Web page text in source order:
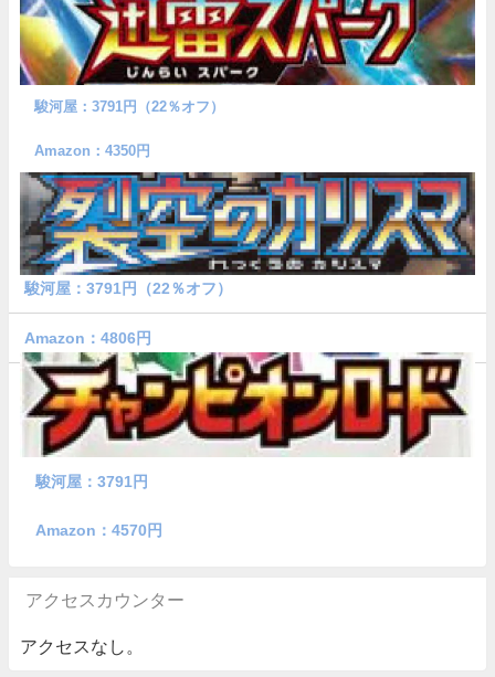
駿河屋：3791円（22％オフ）
Amazon：4350円
駿河屋：3791円（22％オフ）
Amazon：4806円
駿河屋：3791円
Amazon：4570円
アクセスカウンター
アクセスなし。